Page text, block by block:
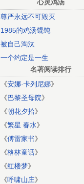
心灵鸡汤
尊严永远不可毁灭
1985的鸡汤馄饨
被自己淘汰
一个约定是一生
名著阅读排行
《安娜·卡列尼娜》
《巴黎圣母院》
《朝花夕拾》
《繁星 春水》
《傅雷家书》
《格林童话》
《红楼梦》
《呼啸山庄》